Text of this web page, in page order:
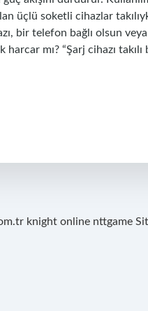
üçlü soketli cihazlar
bir telefon bağlı olsun veya
mı? “Şarj cihazı takılı
knight online nttgame